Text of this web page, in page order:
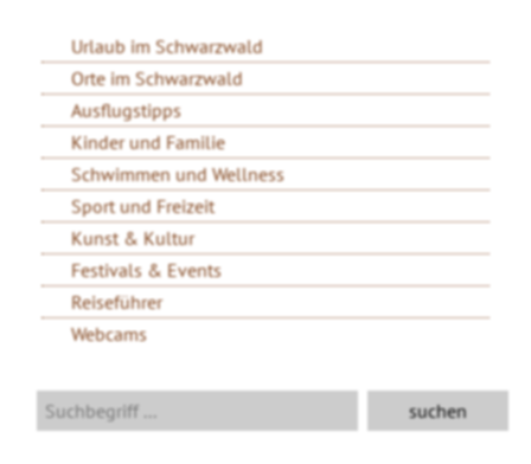
Urlaub im Schwarzwald
Orte im Schwarzwald
Ausflugstipps
Kinder und Familie
Schwimmen und Wellness
Sport und Freizeit
Kunst & Kultur
Festivals & Events
Reiseführer
Webcams